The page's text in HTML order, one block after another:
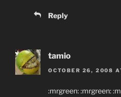
Reply
tamio
OCTOBER 26, 2008
:mrgreen: :mrgreen: